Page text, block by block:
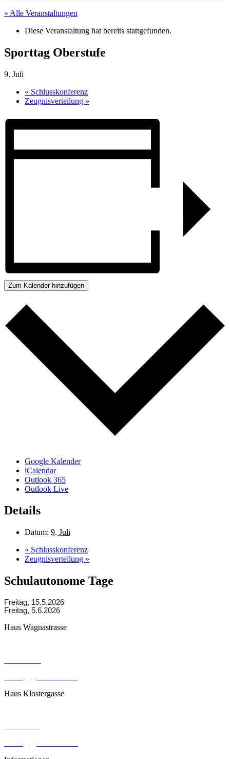
« Alle Veranstaltungen
Diese Veranstaltung hat bereits stattgefunden.
Sporttag Oberstufe
9. Juli
« Schlusskonferenz
Zeugnisverteilung »
Zum Kalender hinzufügen
Google Kalender
iCalendar
Outlook 365
Outlook Live
Details
Datum: 9. Juli
« Schlusskonferenz
Zeugnisverteilung »
Schulautonome Tage
Freitag, 15.5.2026
Freitag, 5.6.2026
Haus Wagnastrasse
Haus Klostergasse